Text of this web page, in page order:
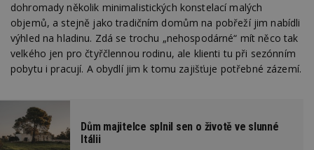
dohromady několik minimalistických konstelací malých
objemů, a stejně jako tradičním domům na pobřeží jim nabídli
výhled na hladinu. Zdá se trochu „nehospodárné“ mít něco tak
velkého jen pro čtyřčlennou rodinu, ale klienti tu při sezónním
pobytu i pracují. A obydlí jim k tomu zajišťuje potřebné zázemí.
Dům majitelce splnil sen o životě ve slunné
Itálii